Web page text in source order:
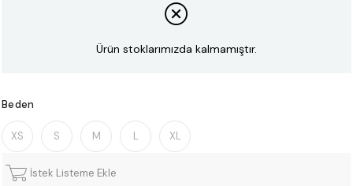
Ürün stoklarımızda kalmamıştır.
Beden
XS S M L XL
İstek Listeme Ekle